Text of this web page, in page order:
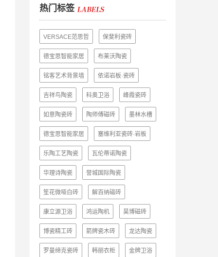
热门标签
VERSACE范思哲 保斐利瓷砖
德宝思智能家居 布莱沃陶瓷
铭客艺术背景墙 依诺岩板·瓷砖
吉祥鸟陶瓷 科奥卫浴 峰霞瓷砖
如意陶瓷砖 陶师傅磁砖 墨林水槽
德宝思智能家居 塞维利亚瓷砖·岩板
乐陶工艺陶瓷 瓦伦蒂诺陶瓷
华理诗陶瓷 誉城国际陶瓷
笙花微哑白砖 解百纳磁砖
康立源卫浴 鸿运陶机 昊博磁砖
博瓷精工砖 箭牌瓷木砖 龙达陶瓷
罗曼缔克瓷砖 韩丽衣柜 金牌卫浴